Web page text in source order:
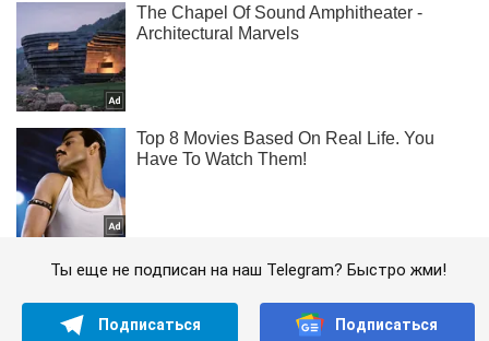
Ты еще не подписан на наш Telegram? Быстро жми!
Подписаться Подписаться